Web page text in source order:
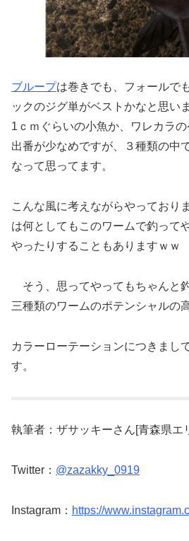
ブループは巻きでも、フォールで
ックのジグ単がベストかなと思い
1ｃｍぐらいの小魚か、ワレカラ
出番が少なめですが、３種類の中
なって思ってます。
こんな風に考えながらやっており
は何としてもこのワームで釣って
やったりすることもありますｗｗ
そう、思ってやってもちゃんと
三種類のワームのポテンシャルの
カラーローテーションにつきまし
す。
執筆者：ザサッキーさん[青森県エ
Twitter： @zazakky_0919
Instagram： https://